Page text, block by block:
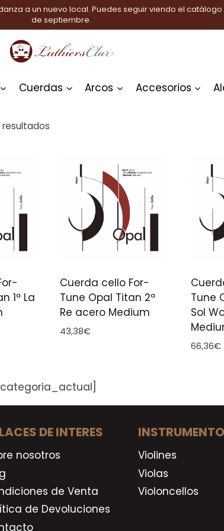
a un nuevo local. Puedes seguir viendo el
de septiembre.
Cuerdas Arcos Accesorios
1ª La
Cuerda cello For-
Tune Opal Titan 2ª
Re acero Medium
43,38€
Tune
Sol
66,36€
DE INTERES
nosotros
de Venta
de Devoluciones
Violines
Violas
Violoncellos